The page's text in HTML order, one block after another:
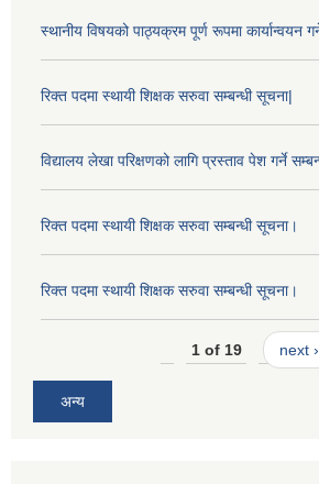
स्थानीय विषयको पाठ्यक्रम पूर्ण रूपमा कार्यान्वयन
रिक्त पदमा स्थायी शिक्षक सरुवा सम्बन्धी सूचना|
विद्यालय लेखा परिक्षणको लागि प्रस्ताव पेश गर्ने
रिक्त पदमा स्थायी शिक्षक सरुवा सम्बन्धी सूचना।
रिक्त पदमा स्थायी शिक्षक सरुवा सम्बन्धी सूचना।
1 of 19 next ›
अन्य